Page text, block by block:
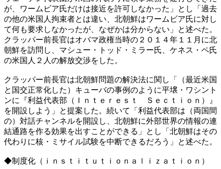
が、ワームビア氏だけは接近を許可しなかった」とし「過去
の他の米国人拘束者とは違い、北朝鮮はワームビア氏に対し
て何も要求しなかったが、なぜかは分からない」と述べた。
クラッパー前長官はオバマ政権当時の２０１４年１１月に北
朝鮮を訪問し、マシュー・トッド・ミラー氏、ケネス・ペ氏
の米国人２人の解放交渉をした。
クラッパー前長官は北朝鮮問題の解決法に関し「（最近米国
と国交正常化した）キューバの事例のように平壌・ワシント
ンに『利益代表部（Ｉｎｔｅｒｅｓｔ Ｓｅｃｔｉｏｎ）』
を開設しよう」と提案した。続いて「利益代表部は（両国間
の）対話チャンネルを開設し、北朝鮮に外部世界の情報の連
結通路を作る効果を出すことができる」とし「北朝鮮はその
代わりに核・ミサイル試験を中断できるだろう」と述べた。
◆制度化（ｉｎｓｔｉｔｕｔｉｏｎａｌｉｚａｔｉｏｎ）